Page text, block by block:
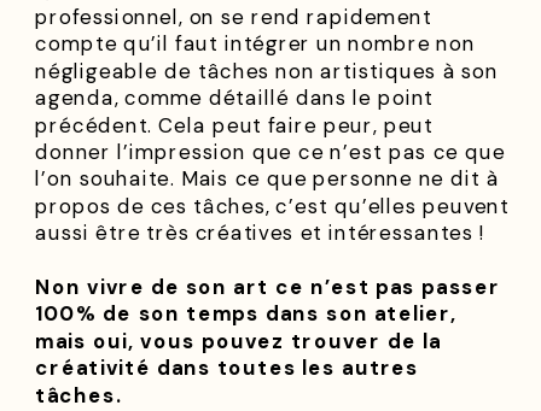
professionnel, on se rend rapidement
compte qu’il faut intégrer un nombre non
négligeable de tâches non artistiques à son
agenda, comme détaillé dans le point
précédent. Cela peut faire peur, peut
donner l’impression que ce n’est pas ce que
l’on souhaite. Mais ce que personne ne dit à
propos de ces tâches, c’est qu’elles peuvent
aussi être très créatives et intéressantes !
Non vivre de son art ce n’est pas passer
100% de son temps dans son atelier,
mais oui, vous pouvez trouver de la
créativité dans toutes les autres
tâches.